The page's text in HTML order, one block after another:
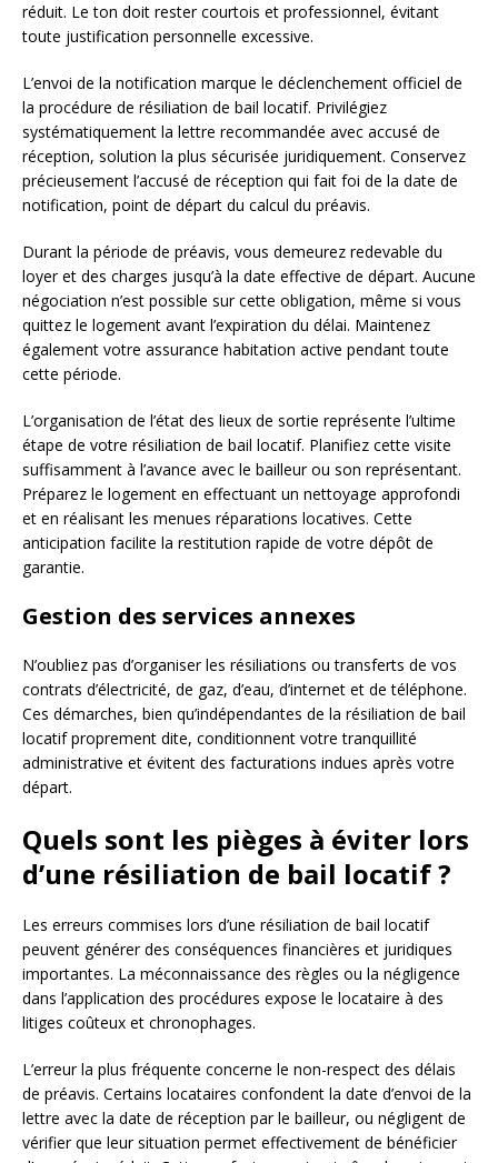
réduit. Le ton doit rester courtois et professionnel, évitant
toute justification personnelle excessive.
L’envoi de la notification marque le déclenchement officiel de
la procédure de résiliation de bail locatif. Privilégiez
systématiquement la lettre recommandée avec accusé de
réception, solution la plus sécurisée juridiquement. Conservez
précieusement l’accusé de réception qui fait foi de la date de
notification, point de départ du calcul du préavis.
Durant la période de préavis, vous demeurez redevable du
loyer et des charges jusqu’à la date effective de départ. Aucune
négociation n’est possible sur cette obligation, même si vous
quittez le logement avant l’expiration du délai. Maintenez
également votre assurance habitation active pendant toute
cette période.
L’organisation de l’état des lieux de sortie représente l’ultime
étape de votre résiliation de bail locatif. Planifiez cette visite
suffisamment à l’avance avec le bailleur ou son représentant.
Préparez le logement en effectuant un nettoyage approfondi
et en réalisant les menues réparations locatives. Cette
anticipation facilite la restitution rapide de votre dépôt de
garantie.
Gestion des services annexes
N’oubliez pas d’organiser les résiliations ou transferts de vos
contrats d’électricité, de gaz, d’eau, d’internet et de téléphone.
Ces démarches, bien qu’indépendantes de la résiliation de bail
locatif proprement dite, conditionnent votre tranquillité
administrative et évitent des facturations indues après votre
départ.
Quels sont les pièges à éviter lors
d’une résiliation de bail locatif ?
Les erreurs commises lors d’une résiliation de bail locatif
peuvent générer des conséquences financières et juridiques
importantes. La méconnaissance des règles ou la négligence
dans l’application des procédures expose le locataire à des
litiges coûteux et chronophages.
L’erreur la plus fréquente concerne le non-respect des délais
de préavis. Certains locataires confondent la date d’envoi de la
lettre avec la date de réception par le bailleur, ou négligent de
vérifier que leur situation permet effectivement de bénéficier